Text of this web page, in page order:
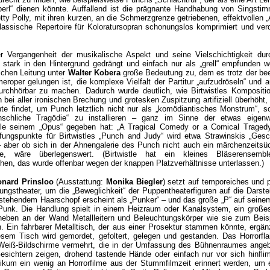
dienen könnte. Auffallend ist die prägnante Handhabung von
Polly, mit ihren kurzen, an die Schmerzgrenze getriebenen, effektvollen
Repertoire für Koloratursopran schonungslos komprimiert und
Vergangenheit der musikalische Aspekt und seine Vielschichtigkeit
in den Hintergrund gedrängt und einfach nur als „grell“ empfunden
Leitung unter Walter Koberagroße Bedeutung zu, dem es trotz der
gelungen ist, die komplexe Vielfalt der Partitur „aufzudröseln“ und
zu machen. Dadurch wurde deutlich, wie Birtwistles
bei aller ironischen Brechung und grotesken Zuspitzung artifiziell überhöht,
findet, um Punch letztlich nicht nur als „komödiantisches Monstrum“,
Tragödie“ zu installieren – ganz im Sinne der etwas
seinem „Opus“ gegeben hat: „A Tragical Comedy or a Comical
für Birtwistles „Punch and Judy“ wird etwa Strawinskis
aber ob sich in der Ahnengalerie des Punch nicht auch ein
wäre überlegenswert. (Birtwistle hat ein kleines
das wurde offenbar wegen der knappen Platzverhältnisse unterlassen.)
Prinsloo(Ausstattung: Monika Biegler) setzt auf temporeiches und
um die „Beweglichkeit“ der Puppentheaterfiguren auf die
Haarschopf erscheint als „Punker“ – und das große „P“ auf
Die Handlung spielt in einem Heizraum oder Kanalsystem, ein
an der Wand Metallleitern und Beleuchtungskörper wie sie zum
Ein fahrbarer Metalltisch, der aus einer Prosektur stammen könnte,
Tisch wird gemordet, gefoltert, gelegen und gestanden. Das
Bildschirme vermehrt, die in der Umfassung des Bühnenraumes
zeigen, drohend tastende Hände oder einfach nur vor sich
ein wenig an Horrorfilme aus der Stummfilmzeit erinnert werden, um